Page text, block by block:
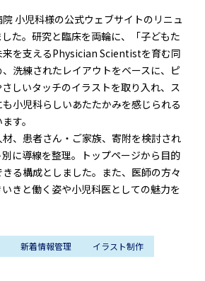
小児科様の公式ウェブサイトのリニュ
た。研究と臨床を両輪に、「子どもた
来を支えるPhysician Scientistを育む同
洗練されたレイアウトをベースに、ピ
しいタッチのイラストを取り入れ、ス
小児科らしいあたたかみを感じられる
す。
、患者さん・ご家族、寄附を検討され
に導線を整理。トップページから目的
る構成としました。また、医師の方々
きと働く姿や小児科医としての魅力を
新着情報管理
イラスト制作